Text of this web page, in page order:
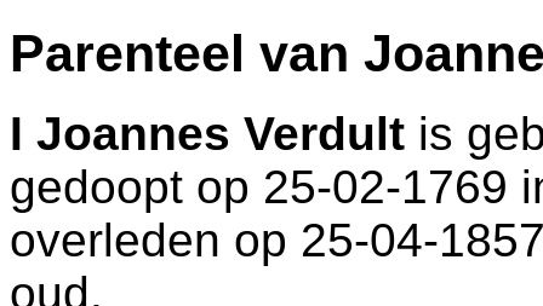
Parenteel van
I Joannes Verdult is
gedoopt op 25-02-1769
overleden op 25-04-
oud.